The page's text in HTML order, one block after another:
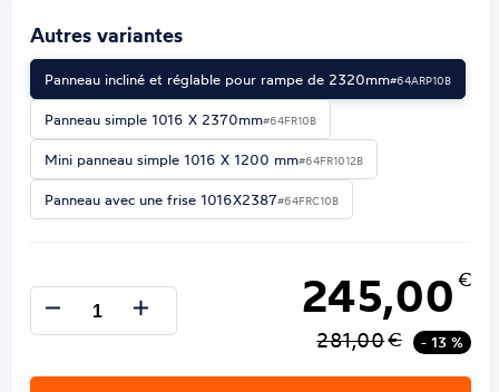
Autres variantes
Panneau incliné et réglable pour rampe de 2320mm#64ARP10B
Panneau simple 1016 X 2370mm#64FR10B
Mini panneau simple 1016 X 1200 mm#64FR1012B
Panneau avec une frise 1016X2387#64FRC10B
245,00 €
281,00€ - 13 %